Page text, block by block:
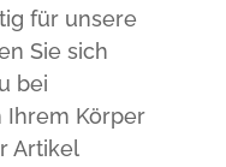
für unsere
Sie sich
bei
Ihrem Körper
Artikel